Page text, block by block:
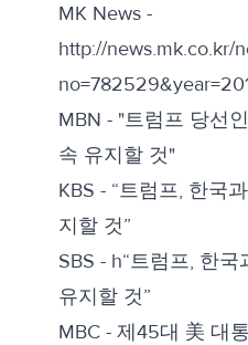
MK News -
http://news.mk.co.kr/
MBN - "트럼프 당선
속 유지할 것"
KBS - “트럼프, 한국
지할 것”
SBS - h“트럼프, 한
유지할 것”
MBC - 제45대 美 대